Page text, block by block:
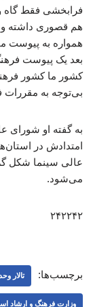
فرابخشی فقط گاه
هم قصوری داشته و
همواره به پیوست
بعد یک پیوست
کشور ما کشور
بی‌توجه به
به گفته او شورای
امتدادش در
عالی سینما شکل
می‌شود.
۲۴۲۲۴۲
برچسب‌ها: تالار
وزارت فرهنگ و ارشاد